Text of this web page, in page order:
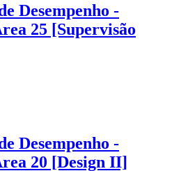
Desempenho -
25 [Supervisão
Desempenho -
20 [Design II]